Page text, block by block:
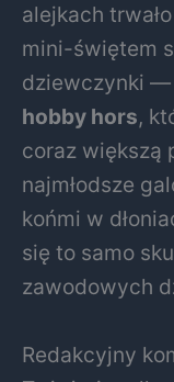
alejkach
mini-świętem
dziewczynki —
hobby hors,
coraz większą
najmłodsze
końmi w
się to samo
zawodowych
Redakcyjny